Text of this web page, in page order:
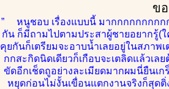
ข
” หนูชอบ เรื่องแบบนี้ มากกกกกกกกก
กัน ก็มีถามไปตามประสาผู้ชายอยากรู้(
คุยกันก็เตรียมจะอาบน้ำเลยอยู่ในสภาพ
กกสะกิดนิดเดียวก็เกือบจะเตลิดแล้วเ
ขัดอีกเช็ดถูอย่างละเมียดมากผมนี่ยืนเ
หยุดก่อนไม่งั้นเขื่อนแตกงานจริงก็สุด